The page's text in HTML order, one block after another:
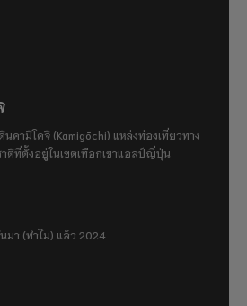
นคามิโคจิ (Kamigōchi) แหล่งท่องเที่ยวทาง
ติที่ตั้งอยู่ในเขตเทือกเขาแอลป์ญี่ปุ่น
มา (ทำไม) แล้ว 2024